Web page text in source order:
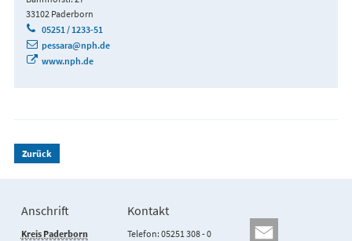
33102 Paderborn
05251 / 1233-51
pessara@nph.de
www.nph.de
Zurück
Anschrift
Kreis Paderborn
Kontakt
Telefon: 05251 308 - 0